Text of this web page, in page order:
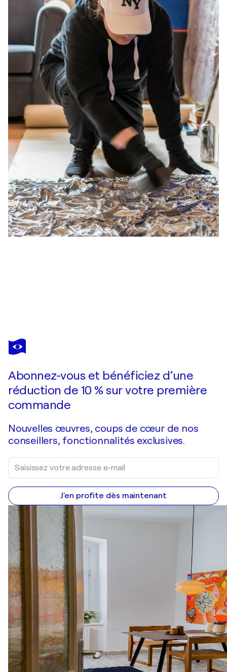
ANDREA PALLANG
Flower
Abonnez-vous et bénéficiez d’une
réduction de 10 % sur votre première
commande
Nouvelles œuvres, coups de cœur de nos
conseillers, fonctionnalités exclusives.
J'en profite dès maintenant